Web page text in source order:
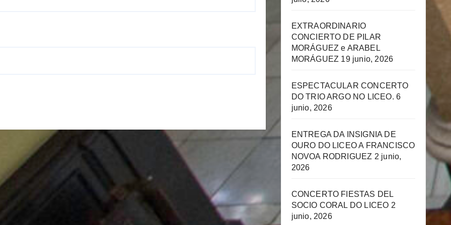
EXTRAORDINARIO
CONCIERTO DE PILAR
MORÁGUEZ e ARABEL
MORÁGUEZ 19 junio, 2026
ESPECTACULAR CONCERTO
DO TRIO ARGO NO LICEO. 6
junio, 2026
ENTREGA DA INSIGNIA DE
OURO DO LICEO A FRANCISCO
NOVOA RODRIGUEZ 2 junio,
2026
CONCERTO FIESTAS DEL
SOCIO CORAL DO LICEO 2
junio, 2026